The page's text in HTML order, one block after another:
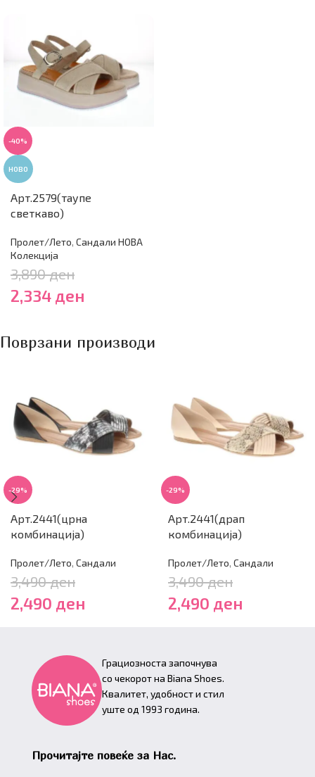
-40%
НОВО
Арт.2579(таупе
светкаво)
Пролет/Лето, Сандали НОВА
Колекција
3,890ден
2,334 ден
Поврзани производи
-29%
Арт.2441(црна
комбинација)
Пролет/Лето, Сандали
3,490ден
2,490 ден
-29%
Арт.2441(драп
комбинација)
Пролет/Лето, Сандали
3,490ден
2,490 ден
Грациозноста започнува
со чекорот на Biana Shoes.
Квалитет, удобност и стил
уште од 1993 година.
Прочитајте повеќе за Нас.